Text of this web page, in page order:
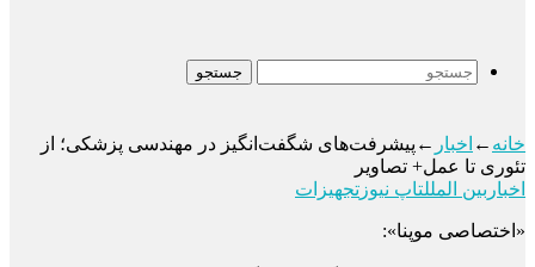
جستجو
خانه ← اخبار ← پیشرفت‌های شگفت‌انگیز در مهندسی پزشکی؛ از
تئوری تا عمل+ تصاویر
اخبار بین المللتاپ نیوز تجهیزات
«اختصاصی موپنا»: